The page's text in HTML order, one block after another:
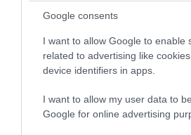
Google consents
I want to allow Google to enable
related to advertising like
device identifiers in apps.
I want to allow my user data to
Google for online advertising